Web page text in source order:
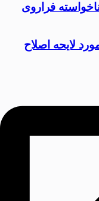
فراروی
لایحه اصلاح